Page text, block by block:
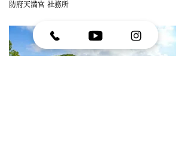
防府天満宮 社務所